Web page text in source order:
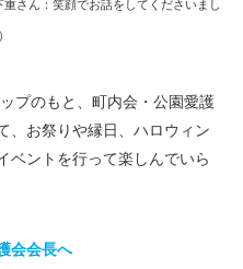
さん：笑顔でお話をしてくださいまし
プのもと、町内会・公園愛護
、お祭りや縁日、ハロウィン
ベントを行って楽しんでいら
会会長へ